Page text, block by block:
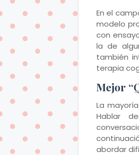
En el
modelo
con
la de
también
terapia
Mejor
La
Hablar
abordar